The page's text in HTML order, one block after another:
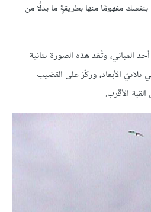
مفهومًا منها بطريقةٍ ما بدلًا من
المباني، وتُعَد هذه الصورة ثنائية
ثلاثيّ الأبعاد، وركّز على القضيب
الأقرب.